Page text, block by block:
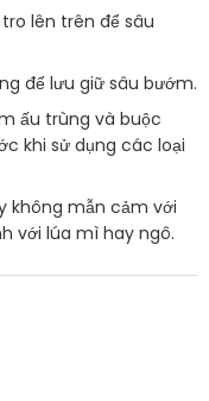
lên trên để sâu
để lưu giữ sâu bướm.
ấu trùng và buộc
khi sử dụng các loại
không mẫn cảm với
với lúa mì hay ngô.